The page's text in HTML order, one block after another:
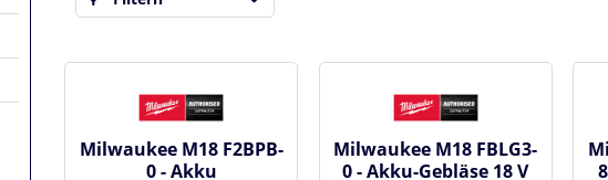
Milwaukee M18 F2BPB-
0 - Akku
Milwaukee M18 FBLG3-
0 - Akku-Gebläse 18 V